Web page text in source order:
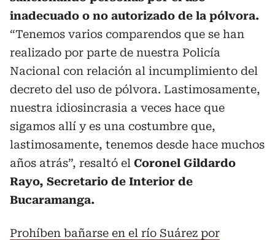
inadecuado o no autorizado de la pólvora.
“Tenemos varios comparendos que se han
realizado por parte de nuestra Policía
Nacional con relación al incumplimiento del
decreto del uso de pólvora. Lastimosamente,
nuestra idiosincrasia a veces hace que
sigamos allí y es una costumbre que,
lastimosamente, tenemos desde hace muchos
años atrás”, resaltó el Coronel Gildardo
Rayo, Secretario de Interior de
Bucaramanga.
Prohíben bañarse en el río Suárez por